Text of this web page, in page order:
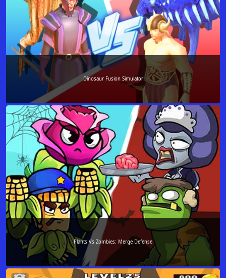
Dinosaur Fusion Simulator
Plants Vs Zombies: Merge Defense